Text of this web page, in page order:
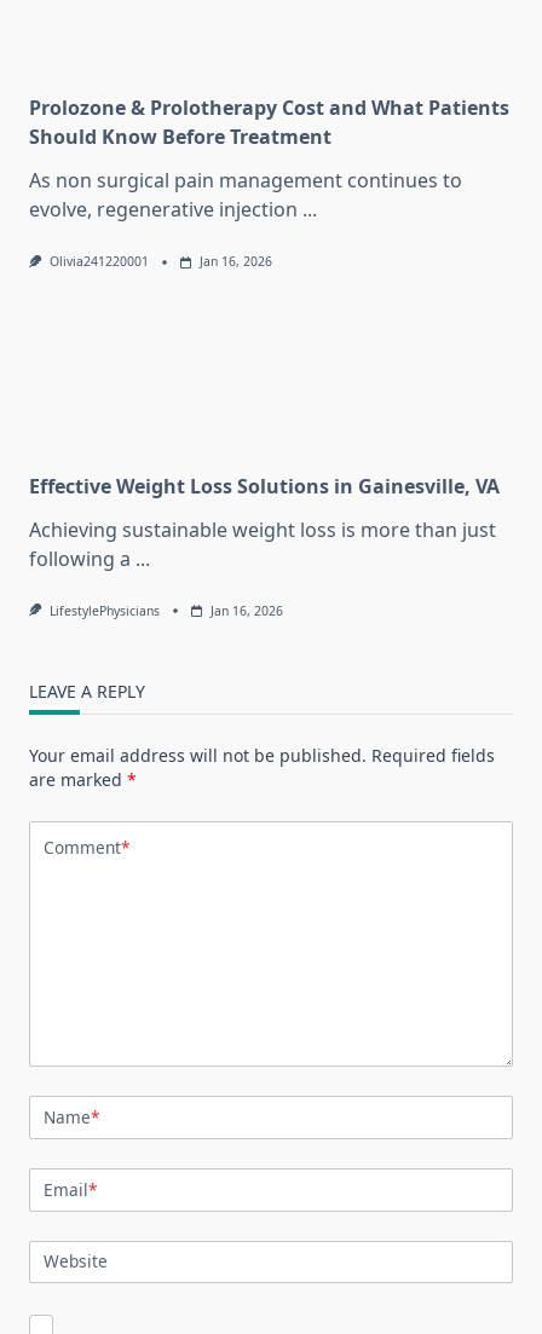
Prolozone & Prolotherapy Cost and What Patients
Should Know Before Treatment
As non surgical pain management continues to
evolve, regenerative injection ...
Olivia241220001 Jan 16, 2026
Effective Weight Loss Solutions in Gainesville, VA
Achieving sustainable weight loss is more than just
following a ...
LifestylePhysicians Jan 16, 2026
LEAVE A REPLY
Your email address will not be published. Required fields
are marked *
Comment*
Name*
Email*
Website